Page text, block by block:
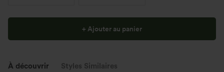
+ Ajouter au panier
À découvrir Styles Similaires